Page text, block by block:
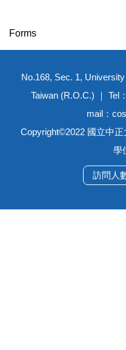
Forms
No.168, Sec. 1,
Taiwan (R.O.C.) ｜ Tel
mail：
Copyright©2022 國立中
學